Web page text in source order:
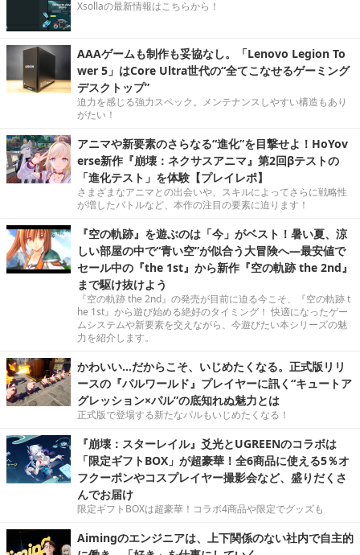
Xsollaの最新情報はこちらから！
AAAゲームも制作も妥協なし。「Lenovo Legion To
wer 5」はCore Ultra世代の“全てこなせるゲーミング
デスクトップ”
迫力を感じる強力スペック。メンテナンスしやすい構造もあり
がたい！
アニマや新要素のさらなる“進化”を目撃せよ！HoYov
erse新作『崩壊：ネクサスアニマ』第2回βテストの
「進化テスト」を体験【プレイレポ】
さまざまなアニマとの出会いや、スキルによってさらに戦略性
が増したバトルなど、本作の注目の要素に迫ります！
『空の軌跡』を遊ぶのは「今」がベスト！暑い夏、涼
しい部屋の中で“青い空”が似合う大冒険へ―最安値で
セール中の『the 1st』から新作『空の軌跡 the 2nd』
まで駆け抜けよう
『空の軌跡 the 2nd』の発売が目前に迫る今こそ、『空の軌跡 t
he 1st』から遊び始める絶好のタイミング！ 快適になったゲー
ムシステムや新要素を交えながら、今遊びたい本シリーズの魅
力を紹介します。
かわいい…だからこそ、いじめたくなる。正式版リリ
ースの『パルワールド』プレイヤーに訊く“キュートア
グレッション×パル”の底知れぬ魅力とは
正式版で登場する新たなパルもいじめたくなる！
『崩壊：スターレイル』爻光とUGREENのコラボは
「限定ギフトBOX」が超豪華！全6商品に使える5％オ
フクーポンやコスプレイヤー撮影会など、盛りだくさ
んでお届け
限定ギフトBOXは超豪華！コラボ4商品や限定でグッズも
Aimingのエンジニアは、上下関係のない社内で自主的